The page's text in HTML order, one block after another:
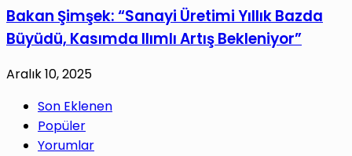
Bakan Şimşek: “Sanayi Üretimi Yıllık Bazda
Büyüdü, Kasımda Ilımlı Artış Bekleniyor”
Aralık 10, 2025
Son Eklenen
Popüler
Yorumlar